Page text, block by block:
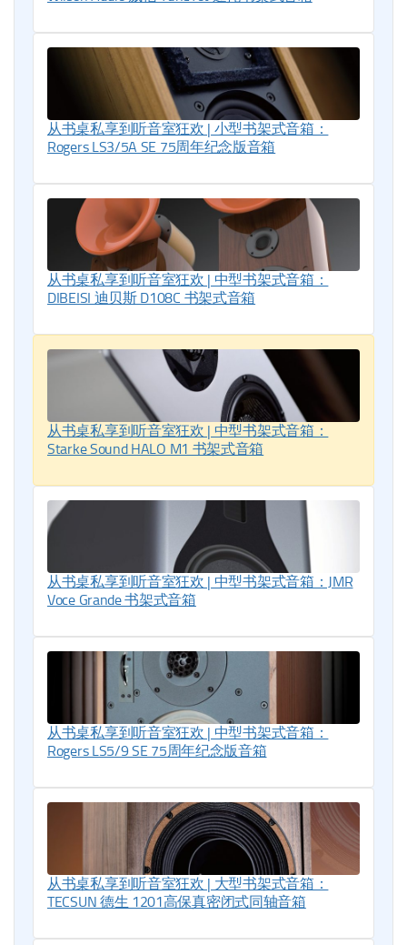
从书桌私享到听音室狂欢 | 小型书架式音箱：
Rogers LS3/5A SE 75周年纪念版音箱
从书桌私享到听音室狂欢 | 中型书架式音箱：
DIBEISI 迪贝斯 D108C 书架式音箱
从书桌私享到听音室狂欢 | 中型书架式音箱：
Starke Sound HALO M1 书架式音箱
从书桌私享到听音室狂欢 | 中型书架式音箱：JMR
Voce Grande 书架式音箱
从书桌私享到听音室狂欢 | 中型书架式音箱：
Rogers LS5/9 SE 75周年纪念版音箱
从书桌私享到听音室狂欢 | 大型书架式音箱：
TECSUN 德生 1201高保真密闭式同轴音箱